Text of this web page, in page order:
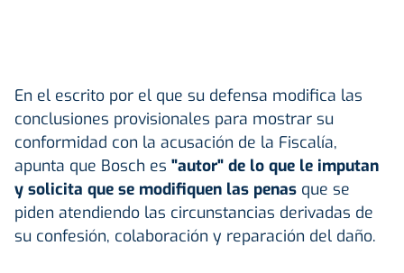
En el escrito por el que su defensa modifica las
conclusiones provisionales para mostrar su
conformidad con la acusación de la Fiscalía,
apunta que Bosch es "autor" de lo que le imputan
y solicita que se modifiquen las penas que se
piden atendiendo las circunstancias derivadas de
su confesión, colaboración y reparación del daño.